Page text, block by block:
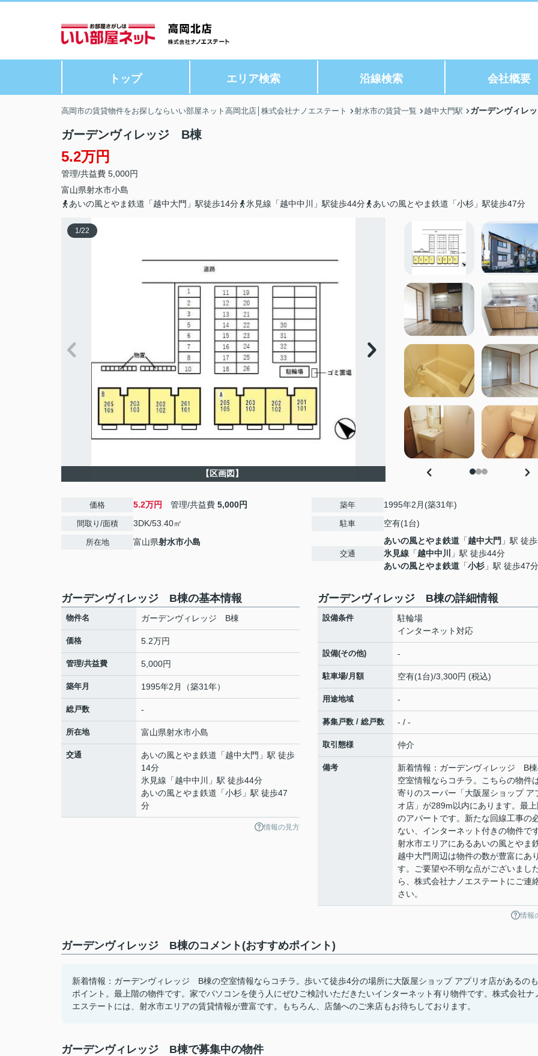
トップ エリア検索 沿線検索 会社概要
高岡市の賃貸物件をお探しならいい部屋ネット高岡北店│株式会社ナノエステート 射水市の賃貸一覧 越中大門駅 ガーデンヴィレ
ガーデンヴィレッジ B棟
5.2万円
管理/共益費 5,000円
富山県射水市小島
あいの風とやま鉄道「越中大門」駅徒歩14分
氷見線「越中中川」駅徒歩44分 あいの風とやま鉄道「小杉」駅徒歩47分
1/22
【区画図】
価格 5.2万円 管理/共益費 5,000円
間取り/面積 3DK/53.40㎡
所在地 富山県射水市小島
築年 1995年2月(築31年)
駐車 空有(1台)
交通
あいの風とやま鉄道 「越中大門 」駅 徒
氷見線 「越中中川
」駅 徒歩44分
あいの風とやま鉄道 「小杉 」駅 徒歩47分
ガーデンヴィレッジ B棟の基本情報
物件名 ガーデンヴィレッジ B棟
価格 5.2万円
管理/共益費 5,000円
築年月 1995年2月（築31年）
総戸数 -
所在地 富山県射水市小島
交通 あいの風とやま鉄道 「越中大門 」駅 徒歩
14分
氷見線 「越中中川
」駅 徒歩44分
あいの風とやま鉄道 「小杉 」駅 徒歩47
分
情報の見方
ガーデンヴィレッジ B棟の詳細情報
設備条件
駐輪場
インターネット対応
設備(その他) -
駐車場/月額 空有(1台)/3,300円 (税込)
用途地域 -
募集戸数 / 総戸数 - / -
取引態様 仲介
備考
新着情報：ガーデンヴィレッジ B
空室情報ならコチラ。こちらの物件
寄りのスーパー「大阪屋ショップ ア
オ店」が289m以内にあります。最
のアパートです。新たな回線工事の
ない、インターネット付きの物件です
射水市エリアにあるあいの風とやま
越中大門周辺は物件の数が豊富にあ
す。ご要望や不明な点がございまし
ら、株式会社ナノエステートにご連
さい。
情報
ガーデンヴィレッジ B棟のコメント(おすすめポイント)
新着情報：ガーデンヴィレッジ B棟の空室情報ならコチラ。歩いて徒歩4分の場所に大阪屋ショップ アプリオ店があるのも
ポイント。最上階の物件です。家でパソコンを使う人にぜひご検討いただきたいインターネット有り物件です。株式会社ナ
エステートには、射水市エリアの賃貸情報が豊富です。もちろん、店舗へのご来店もお待ちしております。
ガーデンヴィレッジ B棟で募集中の物件